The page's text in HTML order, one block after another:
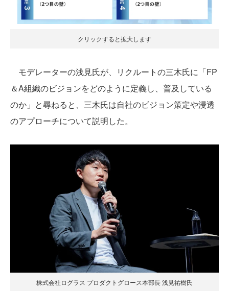
クリックすると拡大します
モデレーターの浅見氏が、リクルートの三木氏に「FP
＆A組織のビジョンをどのように定義し、普及している
のか」と尋ねると、三木氏は自社のビジョン策定や浸透
のアプローチについて説明した。
株式会社ログラス プロダクトグロース本部長 浅見祐樹氏